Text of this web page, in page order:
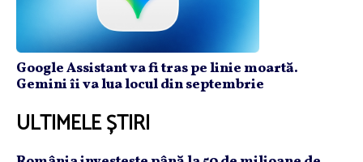
Google Assistant va fi tras pe linie moartă.
Gemini îi va lua locul din septembrie
ULTIMELE ȘTIRI